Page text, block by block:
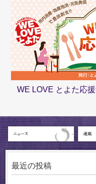
WE LOVE とよた応
最近の投稿